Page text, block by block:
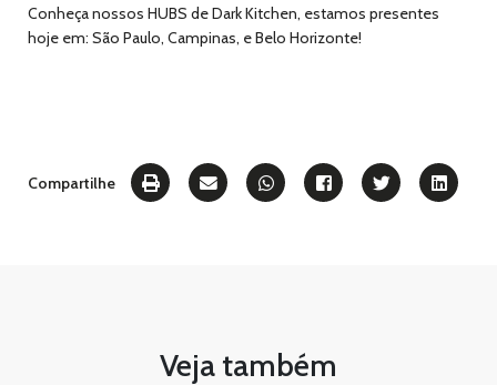
Conheça nossos HUBS de Dark Kitchen, estamos presentes
hoje em: São Paulo, Campinas, e Belo Horizonte!
Compartilhe
Veja também